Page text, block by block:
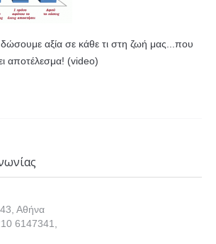
αξία σε κάθε τι στη ζωή μας...που
αποτέλεσμα! (video)
Αθήνα
6147341,